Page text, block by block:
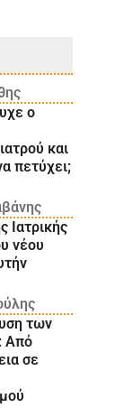
ο
και
πετύχει;
Ιατρικής
νέου
των
Aπό
σε